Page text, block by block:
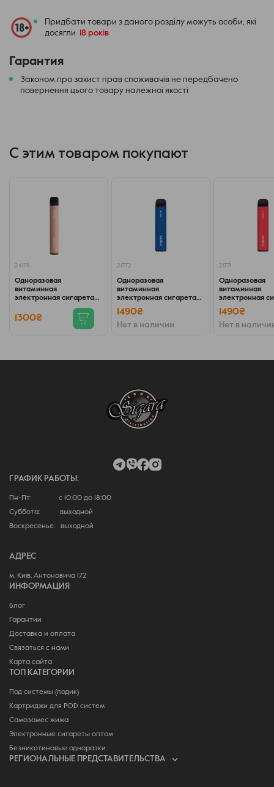
Придбати товари з даного розділу можуть особи, які
досягли
18 років
Гарантия
Законом про захист прав споживачів не передбачено
повернення цього товару належної якості
С этим товаром покупают
24178
Одноразовая
витаминная
электронная сигарета
Nutriair XXL Collagen
1300₴
21772
Одноразовая
витаминная
электронная сигарета
Nutriair 3XL Sleep
1490₴
Нет в наличии
21771
Одноразовая
витаминная
электронная
Nutriair 3XL
1490₴
Нет в
ГРАФИК РАБОТЫ:
Пн-Пт: с 10:00 до 18:00
Суббота: выходной
Воскресенье: выходной
АДРЕС
м. Київ, Антоновича 172
ИНФОРМАЦИЯ
Блог
Гарантии
Доставка и оплата
Связаться с нами
Карта сайта
ТОП КАТЕГОРИИ
Под системы (подик)
Картриджи для POD систем
Самозамес жижа
Электронные сигареты оптом
Безникотиновые одноразки
РЕГИОНАЛЬНЫЕ ПРЕДСТАВИТЕЛЬСТВА